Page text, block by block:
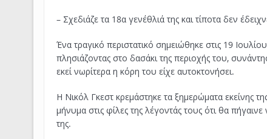
– Σχεδιάζε τα 18α γενέθλιά της και τίποτα δεν
Ένα τραγικό περιστατικό σημειώθηκε στις 19
πλησιάζοντας στο δασάκι της περιοχής του,
εκεί νωρίτερα η κόρη του είχε αυτοκτονήσει.
Η Νικόλ Γκεστ κρεμάστηκε τα ξημερώματα εκείνης
μήνυμα στις φίλες της λέγοντάς τους ότι θα
της.